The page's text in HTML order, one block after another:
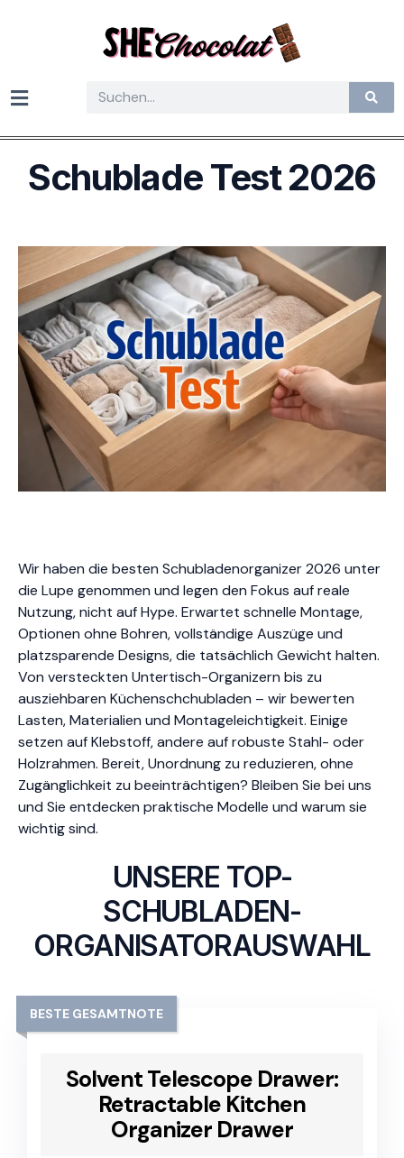
Schublade Test 2026
Wir haben die besten Schubladenorganizer 2026 unter
die Lupe genommen und legen den Fokus auf reale
Nutzung, nicht auf Hype. Erwartet schnelle Montage,
Optionen ohne Bohren, vollständige Auszüge und
platzsparende Designs, die tatsächlich Gewicht halten.
Von versteckten Untertisch-Organizern bis zu
ausziehbaren Küchenschchubladen – wir bewerten
Lasten, Materialien und Montageleichtigkeit. Einige
setzen auf Klebstoff, andere auf robuste Stahl- oder
Holzrahmen. Bereit, Unordnung zu reduzieren, ohne
Zugänglichkeit zu beeinträchtigen? Bleiben Sie bei uns
und Sie entdecken praktische Modelle und warum sie
wichtig sind.
UNSERE TOP-
SCHUBLADEN-
ORGANISATORAUSWAHL
Solvent Telescope Drawer:
Retractable Kitchen
Organizer Drawer
BESTE GESAMTNOTE